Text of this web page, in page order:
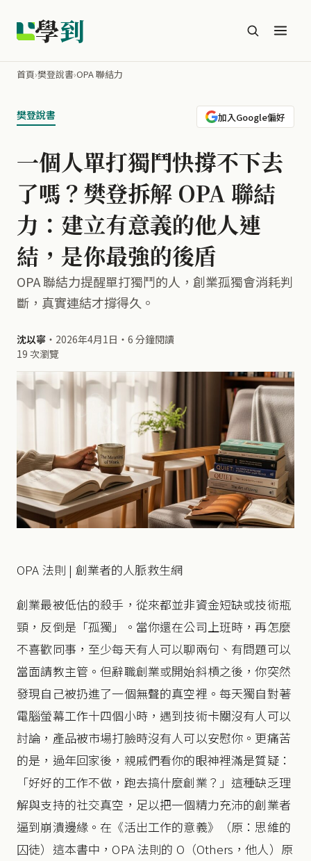
學到
首頁›樊登說書›OPA 聯結力
樊登說書 加入Google偏好
一個人單打獨鬥快撐不下去
了嗎？樊登拆解 OPA 聯結
力：建立有意義的他人連
結，是你最強的後盾
OPA 聯結力提醒單打獨鬥的人，創業孤獨會消耗判
斷，真實連結才撐得久。
沈以寧 ・ 2026年4月1日 ・ 6 分鐘閱讀
19 次瀏覽
OPA 法則 | 創業者的人脈救生網
創業最被低估的殺手，從來都並非資金短缺或技術瓶
頸，反倒是「孤獨」。當你還在公司上班時，再怎麼
不喜歡同事，至少每天有人可以聊兩句、有問題可以
當面請教主管。但辭職創業或開始斜槓之後，你突然
發現自己被扔進了一個無聲的真空裡。每天獨自對著
電腦螢幕工作十四個小時，遇到技術卡關沒有人可以
討論，產品被市場打臉時沒有人可以安慰你。更痛苦
的是，過年回家後，親戚們看你的眼神裡滿是質疑：
「好好的工作不做，跑去搞什麼創業？」這種缺乏理
解與支持的社交真空，足以把一個精力充沛的創業者
逼到崩潰邊緣。在《活出工作的意義》（原：思維的
囚徒）這本書中，OPA 法則的 O（Others，他人）原